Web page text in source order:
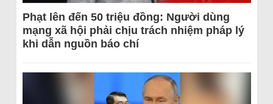
Phạt lên đến 50 triệu đồng: Người dùng
mạng xã hội phải chịu trách nhiệm pháp lý
khi dẫn nguồn báo chí